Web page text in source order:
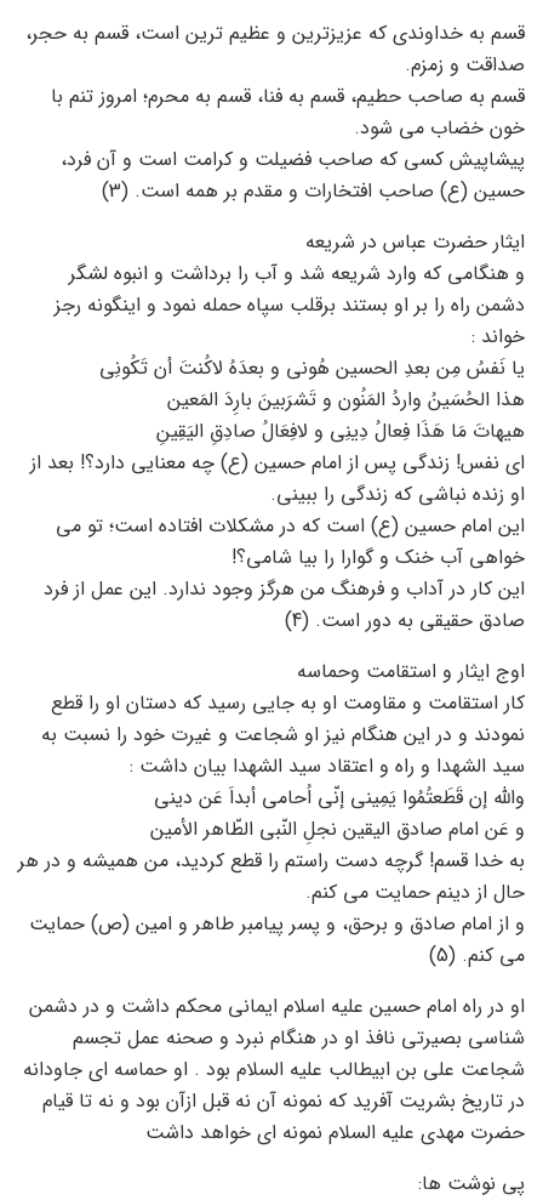
قسم به خداوندی که عزیزترین و عظیم ترین است، قسم به حجر،
صداقت و زمزم.
قسم به صاحب حطیم، قسم به فنا، قسم به محرم؛ امروز تنم با
خون خضاب می شود.
پیشاپیش کسی که صاحب فضیلت و کرامت است و آن فرد،
حسین (ع) صاحب افتخارات و مقدم بر همه است. (3)
ایثار حضرت عباس در شریعه
و هنگامی که وارد شریعه شد و آب را برداشت و انبوه لشگر
دشمن راه را بر او بستند برقلب سپاه حمله نمود و اینگونه رجز
خواند :
یا نَفسُ مِن بعدِ الحسین هُونی و بعدَهُ لاکُنتَ أن تَکُونِی
هذا الحُسَینُ واردُ المَنُون و تَشرَبینَ بارِدَ المَعین
هیهاتَ مَا هَذَا فِعالُ دِینِی و لافِعَالُ صادِقِ الیَقِینِ
ای نفس! زندگی پس از امام حسین (ع) چه معنایی دارد؟! بعد از
او زنده نباشی که زندگی را ببینی.
این امام حسین (ع) است که در مشکلات افتاده است؛ تو می
خواهی آب خنک و گوارا را بیا شامی؟!
این کار در آداب و فرهنگ من هرگز وجود ندارد. این عمل از فرد
صادق حقیقی به دور است. (4)
اوج ایثار و استقامت وحماسه
کار استقامت و مقاومت او به جایی رسید که دستان او را قطع
نمودند و در این هنگام نیز او شجاعت و غیرت خود را نسبت به
سید الشهدا و راه و اعتقاد سید الشهدا بیان داشت :
والله إن قَطَعتُمُوا یَمِینی إنّی اُحامی أبداَ عَن دینی
و عَن امام صادق الیقین نجلِ النّبی الطّاهر الأمین
به خدا قسم! گرچه دست راستم را قطع کردید، من همیشه و در هر
حال از دینم حمایت می کنم.
و از امام صادق و برحق، و پسر پیامبر طاهر و امین (ص) حمایت
می کنم. (5)
او در راه امام حسین علیه اسلام ایمانی محکم داشت و در دشمن
شناسی بصیرتی نافذ او در هنگام نبرد و صحنه عمل تجسم
شجاعت علی بن ابیطالب علیه السلام بود . او حماسه ای جاودانه
در تاریخ بشریت آفرید که نمونه آن نه قبل ازآن بود و نه تا قیام
حضرت مهدی علیه السلام نمونه ای خواهد داشت
پی نوشت ها: